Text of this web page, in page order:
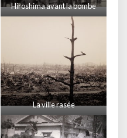
Hiroshima avant la bombe
La ville rasée